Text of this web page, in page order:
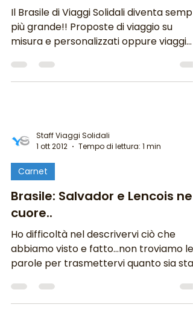
Il Brasile di Viaggi Solidali diventa
più grande!! Proposte di viaggio su
misura e personalizzati oppure viaggi
Staff Viaggi Solidali
1 ott 2012
Tempo di lettura: 1 min
Carnet
Brasile: Salvador e Lencois nel
cuore..
Ho difficoltà nel descrivervi ciò che
abbiamo visto e fatto…non troviamo le
parole per trasmettervi quanto sia